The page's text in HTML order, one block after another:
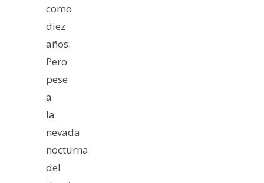
como
diez
años.
Pero
pese
a
la
nevada
nocturna
del